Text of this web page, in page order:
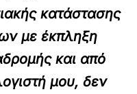
κατάστασης
με έκπληξη
και από
μου, δεν